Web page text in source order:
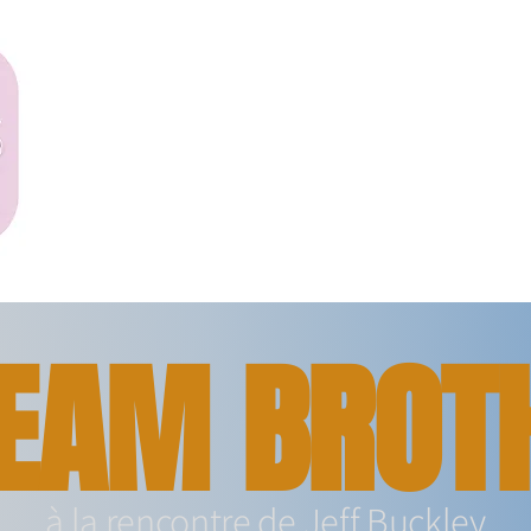
à la rencontre de Jeff Buckley